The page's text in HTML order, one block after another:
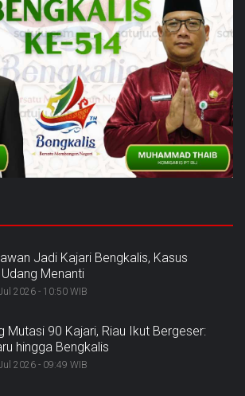
Jadi Kajari Bengkalis, Kasus
Menanti
2026 - 10:50 WIB
Mutasi 90 Kajari, Riau Ikut Bergeser:
hingga Bengkalis
2026 - 09:49 WIB